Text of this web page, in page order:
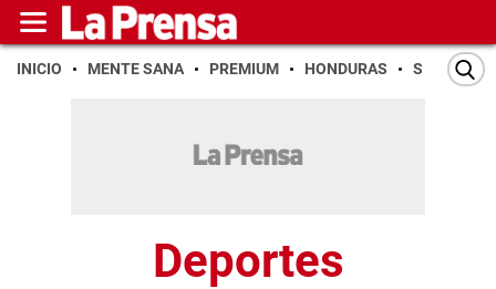
INICIO MENTE SANA PREMIUM HONDURAS SAN PEDRO
Deportes